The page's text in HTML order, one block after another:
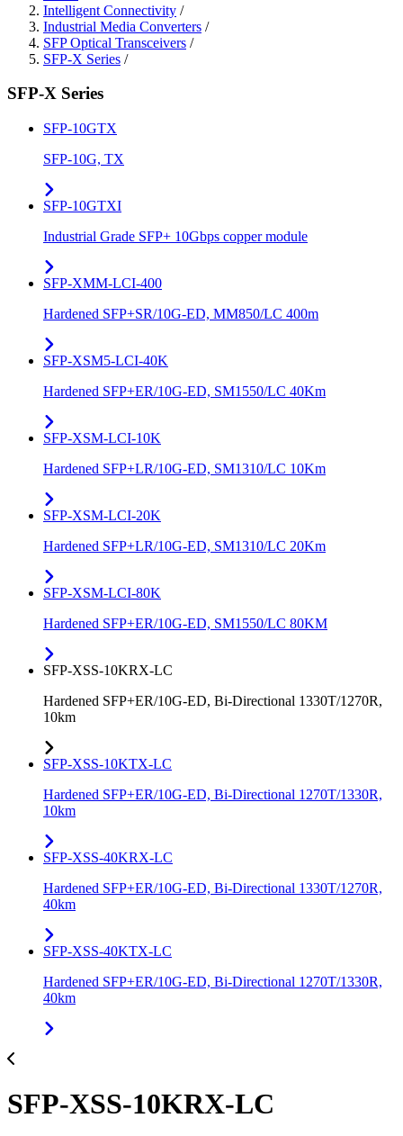
Intelligent Connectivity /
Industrial Media Converters /
SFP Optical Transceivers /
SFP-X Series /
SFP-X Series
SFP-10GTX
SFP-10G, TX
SFP-10GTXI
Industrial Grade SFP+ 10Gbps copper module
SFP-XMM-LCI-400
Hardened SFP+SR/10G-ED, MM850/LC 400m
SFP-XSM5-LCI-40K
Hardened SFP+ER/10G-ED, SM1550/LC 40Km
SFP-XSM-LCI-10K
Hardened SFP+LR/10G-ED, SM1310/LC 10Km
SFP-XSM-LCI-20K
Hardened SFP+LR/10G-ED, SM1310/LC 20Km
SFP-XSM-LCI-80K
Hardened SFP+ER/10G-ED, SM1550/LC 80KM
SFP-XSS-10KRX-LC
Hardened SFP+ER/10G-ED, Bi-Directional 1330T/1270R,
10km
SFP-XSS-10KTX-LC
Hardened SFP+ER/10G-ED, Bi-Directional 1270T/1330R,
10km
SFP-XSS-40KRX-LC
Hardened SFP+ER/10G-ED, Bi-Directional 1330T/1270R,
40km
SFP-XSS-40KTX-LC
Hardened SFP+ER/10G-ED, Bi-Directional 1270T/1330R,
40km
SFP-XSS-10KRX-LC